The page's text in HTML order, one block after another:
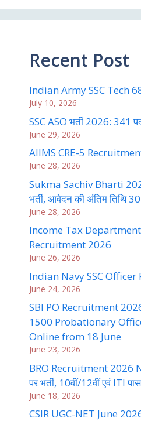
Recent Post
Indian Army SSC Tech
July 10, 2026
SSC ASO भर्ती 2026: 341
June 29, 2026
AIIMS CRE-5
June 28, 2026
Sukma Sachiv Bharti
भर्ती, आवेदन की अंतिम तिथि
June 28, 2026
Income Tax
Recruitment 2026
June 26, 2026
Indian Navy SSC
June 24, 2026
SBI PO Recruitment
1500 Probationary
Online from 18 June
June 23, 2026
BRO Recruitment 2026
पर भर्ती, 10वीं/12वीं एवं ITI
June 18, 2026
CSIR UGC-NET June